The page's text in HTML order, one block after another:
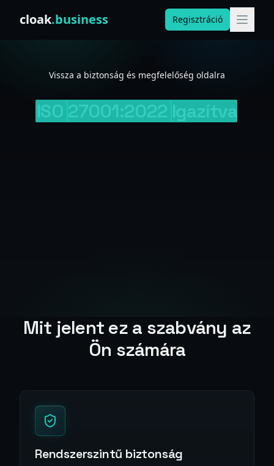
cloak.business Regisztráció
Vissza a biztonság és megfelelőség oldalra
Mit jelent ez a szabvány az
Ön számára
Rendszerszintű biztonság